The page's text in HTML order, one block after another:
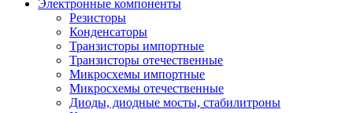
Электронные компоненты
Резисторы
Конденсаторы
Транзисторы импортные
Транзисторы отечественные
Микросхемы импортные
Микросхемы отечественные
Диоды, диодные мосты, стабилитроны